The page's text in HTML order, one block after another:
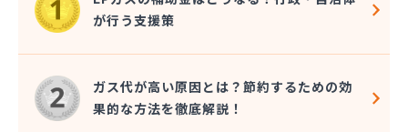
大和酸素工業株式会社
朝日燃料店
長谷川ガス株式会社
長谷川酸素株式会社
東予液化ガス株式会社 オートガス南高下営業所
東予液化ガス株式会社 喜田村事業所
が行う支援策
ガス代が高い原因とは？節約するための効
果的な方法を徹底解説！